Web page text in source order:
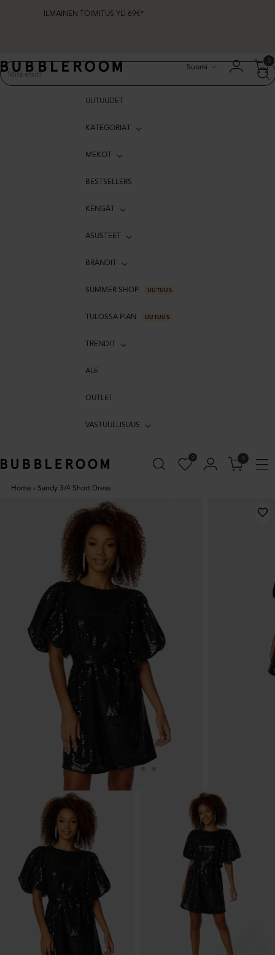
ILMAINEN TOIMITUS YLI 69€*
Suomi
0
UUTUUDET
KATEGORIAT
MEKOT
BESTSELLERS
KENGÄT
ASUSTEET
BRÄNDIT
SUMMER SHOP UUTUUS
TULOSSA PIAN UUTUUS
TRENDIT
ALE
OUTLET
VASTUULLISUUS
0 0
Home › Sandy 3/4 Short Dress